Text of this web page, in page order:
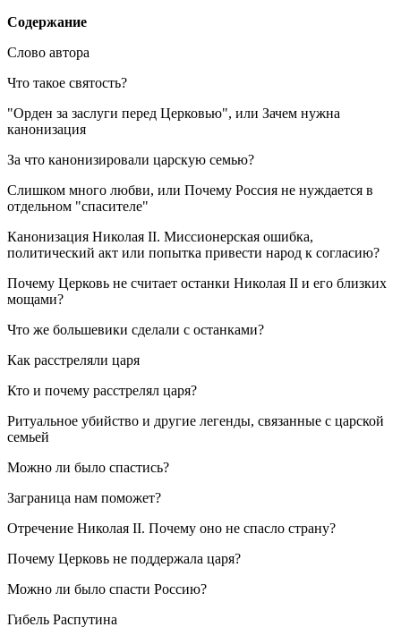
Содержание
Слово автора
Что такое святость?
"Орден за заслуги перед Церковью", или Зачем нужна
канонизация
За что канонизировали царскую семью?
Слишком много любви, или Почему Россия не нуждается в
отдельном "спасителе"
Канонизация Николая II. Миссионерская ошибка,
политический акт или попытка привести народ к согласию?
Почему Церковь не считает останки Николая II и его близких
мощами?
Что же большевики сделали с останками?
Как расстреляли царя
Кто и почему расстрелял царя?
Ритуальное убийство и другие легенды, связанные с царской
семьей
Можно ли было спастись?
Заграница нам поможет?
Отречение Николая II. Почему оно не спасло страну?
Почему Церковь не поддержала царя?
Можно ли было спасти Россию?
Гибель Распутина